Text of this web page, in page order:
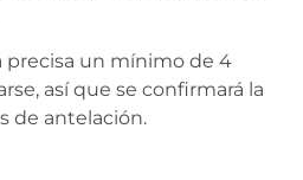
precisa un mínimo de 4
así que se confirmará la
de antelación.